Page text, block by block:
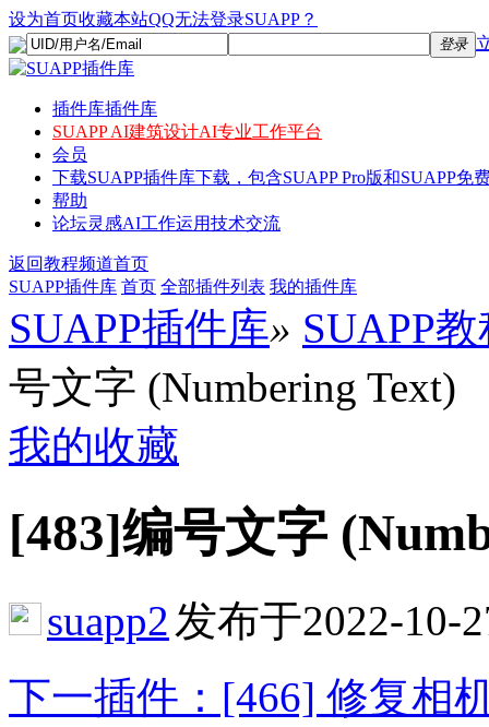
设为首页收藏本站QQ无法登录SUAPP？
登录
插件库插件库
SUAPP AI建筑设计AI专业工作平台
会员
下载SUAPP插件库下载，包含SUAPP Pro版和SUAPP免
帮助
论坛灵感AI工作运用技术交流
返回教程频道首页
SUAPP插件库 首页 全部插件列表 我的插件库
SUAPP插件库» SUAPP
号文字 (Numbering Text)
我的收藏
[483]编号文字
suapp2发布于2022-10-
下一插件：[466] 修复相